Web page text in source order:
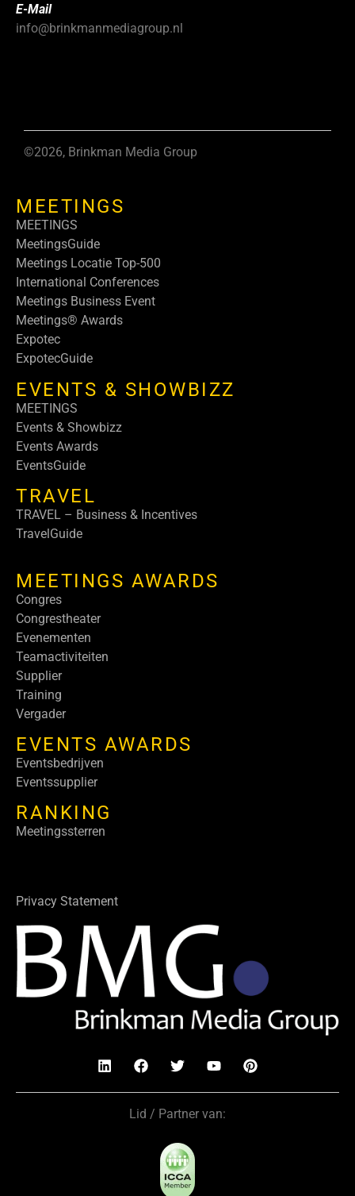
E-Mail
info@brinkmanmediagroup.nl
©2026, Brinkman Media Group
MEETINGS
MEETINGS
MeetingsGuide
Meetings Locatie Top-500
International Conferences
Meetings Business Event
Meetings® Awards
Expotec
ExpotecGuide
EVENTS & SHOWBIZZ
MEETINGS
Events & Showbizz
Events Awards
EventsGuide
TRAVEL
TRAVEL – Business & Incentives
TravelGuide
MEETINGS AWARDS
Congres
Congrestheater
Evenementen
Teamactiviteiten
Supplier
Training
Vergader
EVENTS AWARDS
Eventsbedrijven
Eventssupplier
RANKING
Meetingssterren
Privacy Statement
Lid / Partner van: